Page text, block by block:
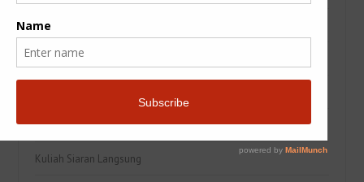
JomToJannah
JomToJannah
Kisah Teladan
Kuliah Siaran Langsung